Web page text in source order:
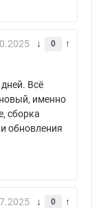
0
Всё
именно
сборка
обновления
0